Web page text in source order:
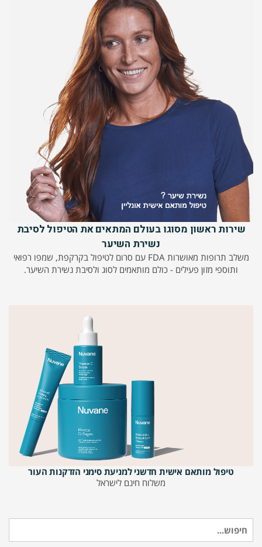
שירות ראשון מסוגו בעולם המתאים את הטיפול לסיבת
נשירת השיער
משלב תרופות מאושרות FDA עם סרום לטיפול בקרקפת, שמפו רפואי
ותוספי מזון פעילים - כולם מותאמים לסוג ולסיבת נשירת השיער.
טיפול מותאם אישית חדשני למניעת סימני הזדקנות העור
משלוח חינם לישראל
עבור: